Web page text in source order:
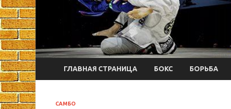
ГЛАВНАЯ СТРАНИЦА БОКС БОРЬБА
САМБО